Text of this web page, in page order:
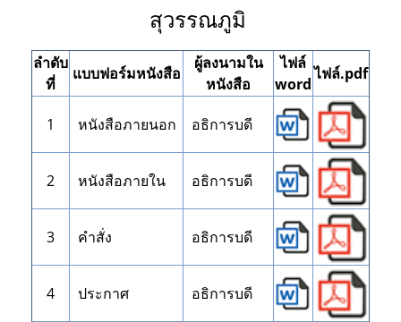
สุวรรณภูมิ
ลำดับ
ที่
แบบฟอร์มหนังสือ
ผู้ลงนามใน
หนังสือ
ไฟล์
word
ไฟล์.pdf
1 หนังสือภายนอก อธิการบดี
2 หนังสือภายใน อธิการบดี
3 คำสั่ง อธิการบดี
4 ประกาศ อธิการบดี